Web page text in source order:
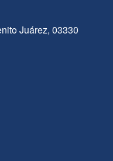
Juárez, 03330